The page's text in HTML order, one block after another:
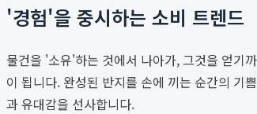
'경험'을 중시하는 소비 트렌드
물건을 '소유'하는 것에서 나아가, 그것을 얻기
이 됩니다. 완성된 반지를 손에 끼는 순간의 기
과 유대감을 선사합니다.